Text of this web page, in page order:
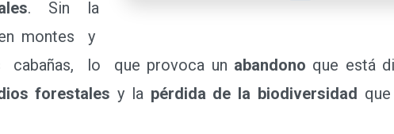
. Sin la
montes y
lo que provoca un abandono que está
forestales y la pérdida de la biodiversidad